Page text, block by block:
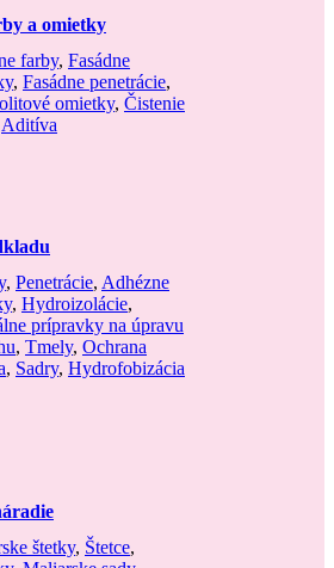
a omietky
farby, Fasádne
, Fasádne penetrácie,
omietky, Čistenie
Aditíva
, Penetrácie, Adhézne
, Hydroizolácie,
prípravky na úpravu
, Tmely, Ochrana
, Sadry, Hydrofobizácia
štetky, Štetce,